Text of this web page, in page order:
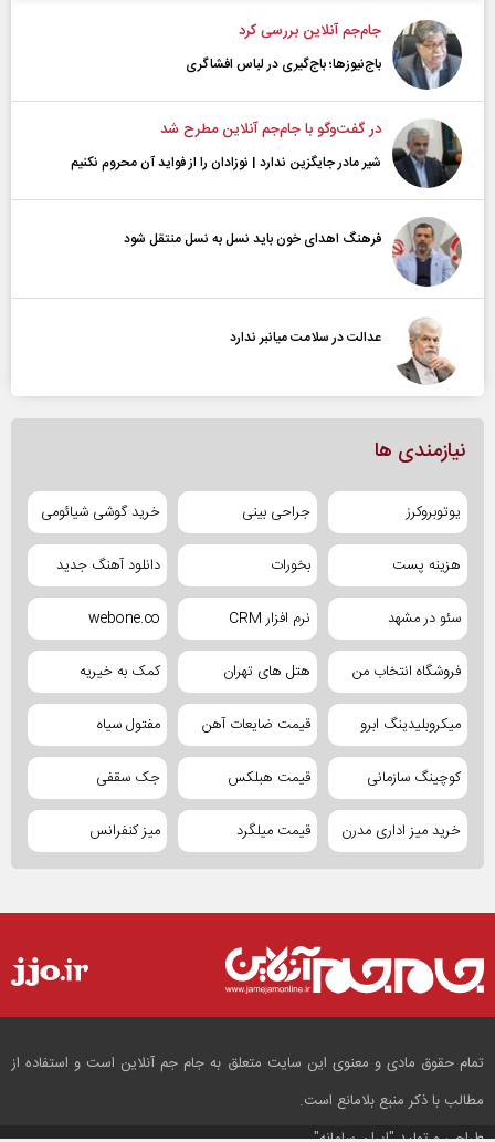
جام‌جم آنلاین بررسی کرد
باج‌نیوزها؛ باج‌گیری در لباس افشاگری
در گفت‌و‌گو با جام‌جم آنلاین مطرح شد
شیر مادر جایگزین ندارد | نوزادان را از فواید آن محروم نکنیم
فرهنگ اهدای خون باید نسل به نسل منتقل شود
عدالت در سلامت میانبر ندارد
نیازمندی ها
یوتوبروکرز جراحی بینی خرید گوشی شیائومی
هزینه پست بخورات دانلود آهنگ جدید
سئو در مشهد نرم افزار CRM webone.co
فروشگاه انتخاب من هتل های تهران کمک به خیریه
میکروبلیدینگ ابرو قیمت ضایعات آهن مفتول سیاه
کوچینگ سازمانی قیمت هبلکس جک سقفی
خرید میز اداری مدرن قیمت میلگرد میز کنفرانس
تمام حقوق مادی و معنوی این سایت متعلق به جام جم آنلاین است و استفاده از
مطالب با ذکر منبع بلامانع است.